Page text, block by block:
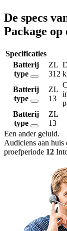
De specs
Package
Specificaties
Batterij
type
ZL
312
Batterij
type
ZL
13
Batterij
type
ZL
13
Een ander geluid.
Audiciens aan huis
proefperiode 12